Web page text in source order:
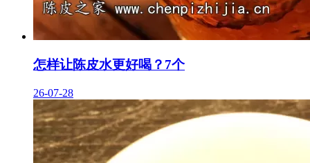
怎样让陈皮水更好喝？7个
26-07-28